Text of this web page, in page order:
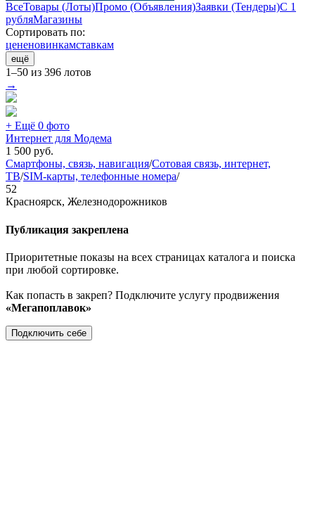
ВсеТовары (Лоты)Промо (Объявления)Заявки (Тендеры)С 1
рубляМагазины
Сортировать по:
цененовинкамставкам
ещё
1–50 из 396 лотов
→
+ Ещё 0 фото
Интернет для Модема
1 500 руб.
Смартфоны, связь, навигация/Сотовая связь, интернет,
ТВ/SIM-карты, телефонные номера/
52
Красноярск, Железнодорожников
Публикация закреплена
Приоритетные показы на всех страницах каталога и поиска
при любой сортировке.
Как попасть в закреп? Подключите услугу продвижения
«Мегапоплавок»
Подключить себе